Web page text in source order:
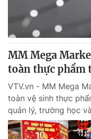
Thị trường 24h
VTV4
VTV9
Liên hệ tòa soạn
MM Mega
toàn thực phẩm
VTV.vn - MM Mega
toàn vệ sinh thực
quản lý, trường học